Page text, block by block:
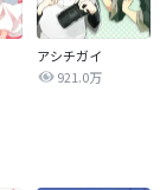
アシチガイ
921.0万